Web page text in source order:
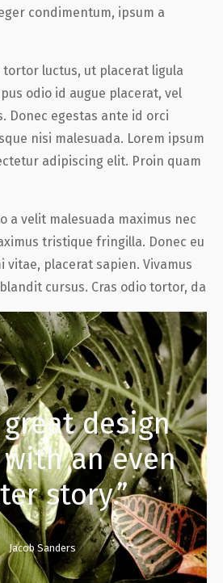
condimentum, ipsum a
luctus, ut placerat ligula
odio id augue placerat, vel
Donec egestas ante id orci
nisi malesuada. Lorem ipsum
adipiscing elit. Proin quam
a velit malesuada maximus nec
tristique fringilla. Donec eu
vitae, placerat sapien. Vivamus
cursus. Cras odio tortor, da
great design
an even
story.”
Jacob Sanders